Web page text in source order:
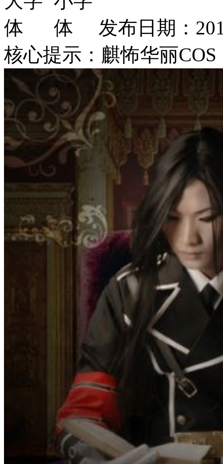
发布日期：
核心提示：麒怖华丽